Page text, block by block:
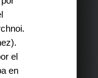
el
en